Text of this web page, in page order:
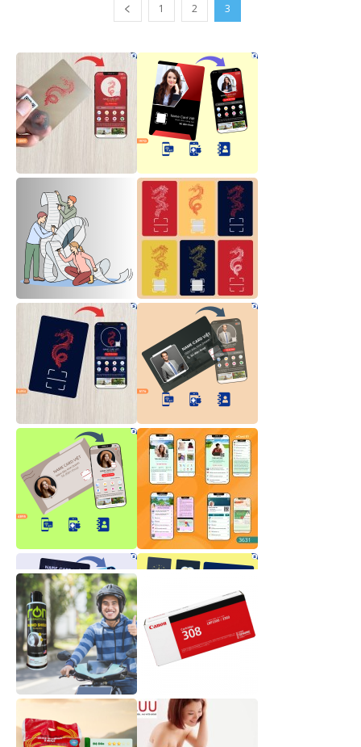
1 2 3